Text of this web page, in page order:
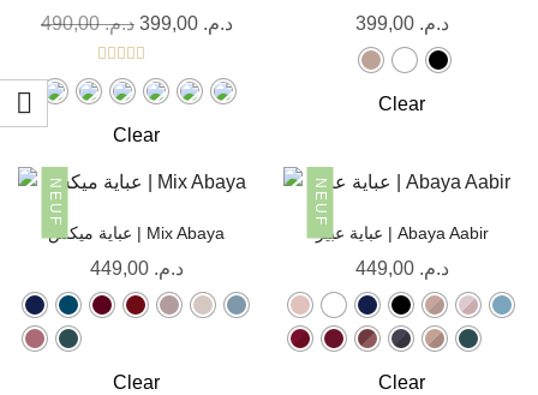
د.م.490,00 د.م. 399,00
Note
5.00
sur 5
Clear
د.م. 399,00
Clear
NEUF
عباية ميكس | Mix Abaya
د.م. 449,00
Clear
NEUF
عباية عبير | Abaya Aabir
د.م. 449,00
Clear